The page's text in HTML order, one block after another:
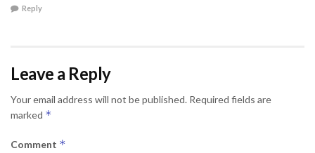
Reply
Leave a Reply
Your email address will not be published. Required fields are
marked *
Comment *